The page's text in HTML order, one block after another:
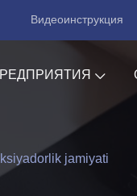
Видеоинструкция
jamiyati